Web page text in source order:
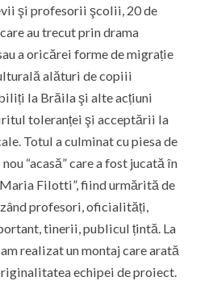
şi profesorii şcolii, 20 de
au trecut prin drama
a oricărei forme de migrație
alături de copiii
la Brăila şi alte acțiuni
toleranței şi acceptării la
Totul a culminat cu piesa de
“acasă” care a fost jucată în
Filotti”, fiind urmărită de
profesori, oficialități,
tinerii, publicul țintă. La
realizat un montaj care arată
echipei de proiect.